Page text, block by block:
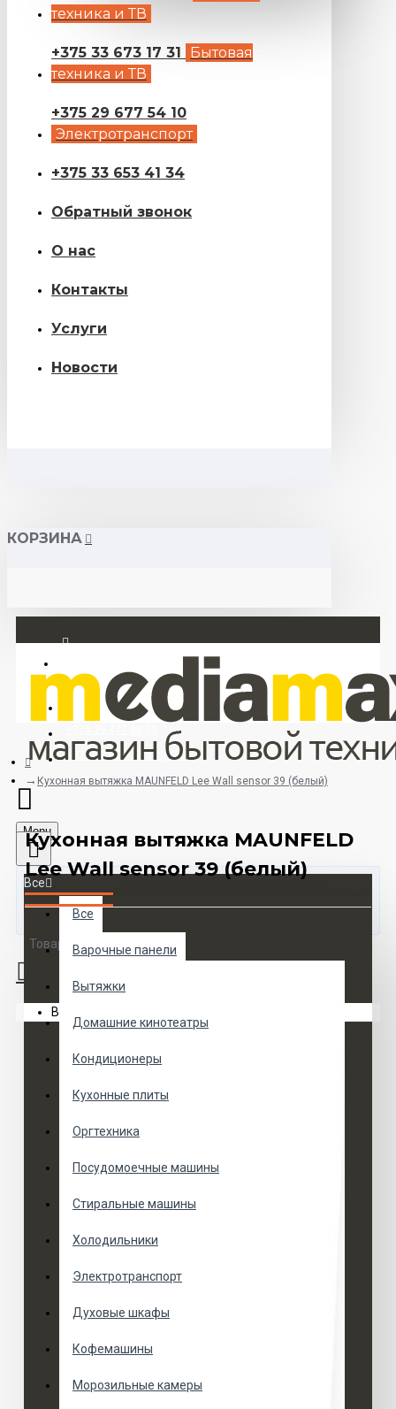
техника и ТВ
+375 33 673 17 31
Бытовая
техника и ТВ
+375 29 677 54 10
Электротранспорт
+375 33 653 41 34
Обратный звонок
О нас
Контакты
Услуги
Новости
КОРЗИНА
Регистрация
+375 33 673 17 31 (МТС)
Menu
Все
Все
Варочные панели
Вытяжки
Домашние кинотеатры
Кондиционеры
Кухонные плиты
Оргтехника
Посудомоечные машины
Стиральные машины
Холодильники
Электротранспорт
Духовые шкафы
Кофемашины
Морозильные камеры
Товаров 0 (0 руб.)
Ваша корзина пуста!
Кухонная вытяжка MAUNFELD Lee Wall sensor 39 (белый)
Кухонная вытяжка MAUNFELD
Lee Wall sensor 39 (белый)